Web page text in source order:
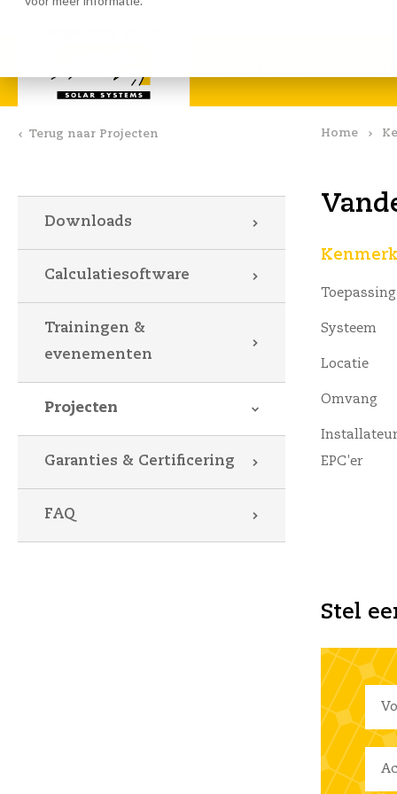
Home
Toepassing
Systeem
Locatie
Omvang
EPC'er
Stel
Terug naar Projecten
Downloads
Calculatiesoftware
Trainingen &
evenementen
Projecten
Garanties & Certificering
FAQ